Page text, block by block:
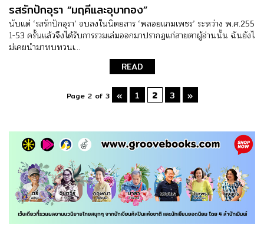
รสรักปักอุรา “มฤคีและอุบากอง”
นับแต่ ‘รสรักปักอุรา’ จบลงในนิตยสาร ‘พลอยแกมเพชร’ ระหว่าง พ.ศ.255
1-53 ครั้นแล้วจึงได้รับการรวมเล่มออกมาปรากฏแก่สายตาผู้อ่านนั้น ฉันยังไ
ม่เคยนำมาทบทวนเ...
READ
Page 2 of 3 « 1 2 3 »